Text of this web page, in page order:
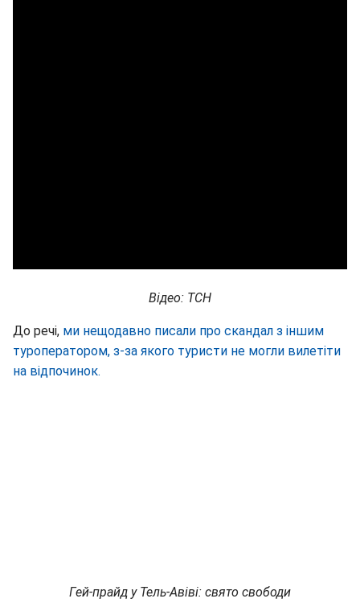
Відео: ТСН
До речі, ми нещодавно писали про скандал з іншим
туроператором, з-за якого туристи не могли вилетіти
на відпочинок.
Гей-прайд у Тель-Авіві: свято свободи